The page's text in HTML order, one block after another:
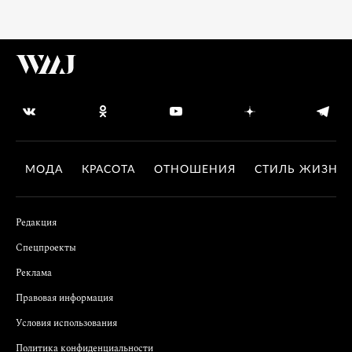
МОДА КРАСОТА ОТНОШЕНИЯ СТИЛЬ ЖИЗНИ
Редакция
Спецпроекты
Реклама
Правовая информация
Условия использования
Политика конфиденциальности